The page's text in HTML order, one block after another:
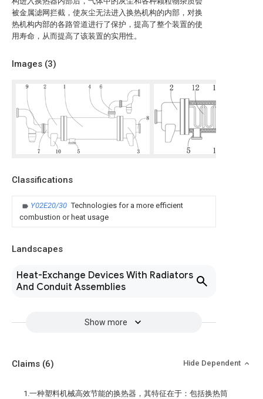
被金属滤网拦截，使灰尘无法进入换热机构的内部，对换
热机构内部的各路管道进行了保护，提高了整个装置的使
用寿命，从而提高了该装置的实用性。
Images (3)
Classifications
Y02E20/30 Technologies for a more efficient
combustion or heat usage
Landscapes
Heat-Exchange Devices With Radiators
And Conduit Assemblies
Show more
Claims (6) Hide Dependent
1.一种塑料机械高效节能的换热器，其特征在于：包括换热筒